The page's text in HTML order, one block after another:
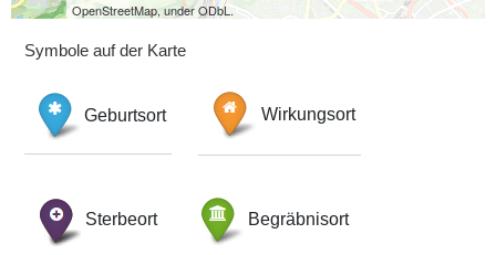
OpenStreetMap, under ODbL.
Symbole auf der Karte
Geburtsort Wirkungsort
Sterbeort Begräbnisort